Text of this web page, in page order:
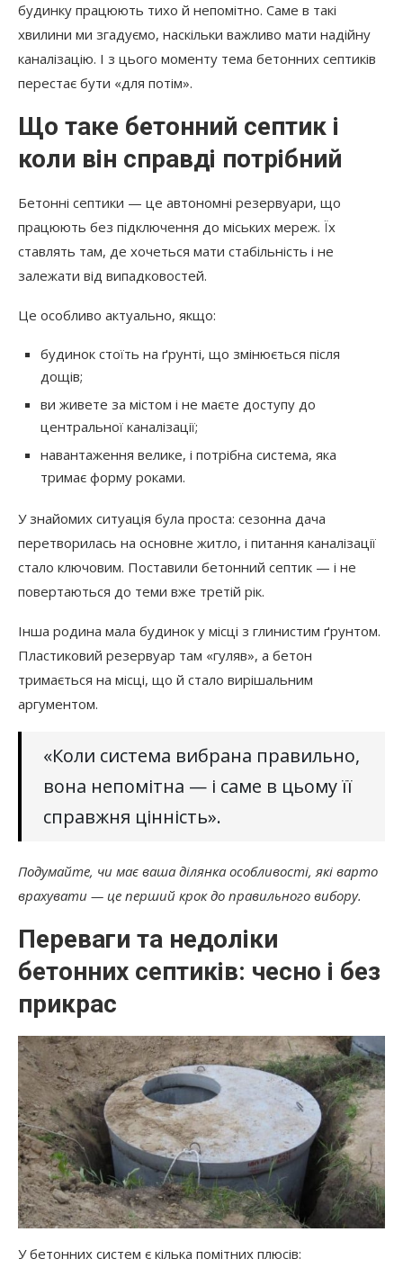
будинку працюють тихо й непомітно. Саме в такі
хвилини ми згадуємо, наскільки важливо мати надійну
каналізацію. І з цього моменту тема бетонних септиків
перестає бути «для потім».
Що таке бетонний септик і
коли він справді потрібний
Бетонні септики — це автономні резервуари, що
працюють без підключення до міських мереж. Їх
ставлять там, де хочеться мати стабільність і не
залежати від випадковостей.
Це особливо актуально, якщо:
будинок стоїть на ґрунті, що змінюється після
дощів;
ви живете за містом і не маєте доступу до
центральної каналізації;
навантаження велике, і потрібна система, яка
тримає форму роками.
У знайомих ситуація була проста: сезонна дача
перетворилась на основне житло, і питання каналізації
стало ключовим. Поставили бетонний септик — і не
повертаються до теми вже третій рік.
Інша родина мала будинок у місці з глинистим ґрунтом.
Пластиковий резервуар там «гуляв», а бетон
тримається на місці, що й стало вирішальним
аргументом.
«Коли система вибрана правильно,
вона непомітна — і саме в цьому її
справжня цінність».
Подумайте, чи має ваша ділянка особливості, які варто
врахувати — це перший крок до правильного вибору.
Переваги та недоліки
бетонних септиків: чесно і без
прикрас
У бетонних систем є кілька помітних плюсів: